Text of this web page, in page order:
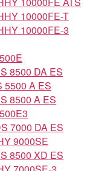
10000FE-T
10000FE-3
8500 DA ES
5500 A ES
8500 A ES
7000 DA ES
9000SE
8500 XD ES